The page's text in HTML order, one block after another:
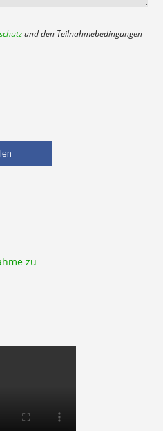
und den Teilnahmebedingungen